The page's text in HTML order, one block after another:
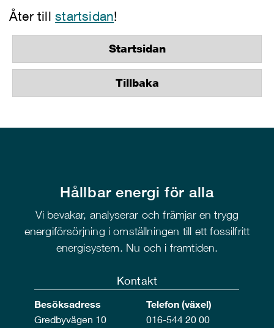
Åter tillstartsidan!
Startsidan
Tillbaka
Hållbar energi för alla
Vi bevakar, analyserar och främjar en trygg
energiförsörjning i omställningen till ett fossilfritt
energisystem. Nu och i framtiden.
Kontakt
Besöksadress
Gredbyvägen 10
Telefon (växel)
016-544 20 00